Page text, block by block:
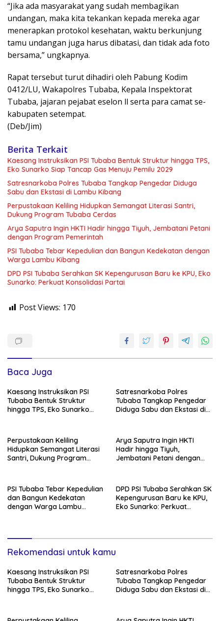
“Jika ada masyarakat yang sudah membagikan
undangan, maka kita tekankan kepada mereka agar
menerapkan protokol kesehatan, waktu berkunjung
tamu undangan juga harus dibatasi, dan tidak ada foto
bersama,” ungkapnya.
Rapat tersebut turut dihadiri oleh Pabung Kodim
0412/LU, Wakapolres Tubaba, Kepala Inspektorat
Tubaba, jajaran pejabat eselon ll serta para camat se-
kabupaten setempat.
(Deb/Jim)
Berita Terkait
Kaesang Instruksikan PSI Tubaba Bentuk Struktur hingga TPS,
Eko Sunarko Siap Tancap Gas Menuju Pemilu 2029
Satresnarkoba Polres Tubaba Tangkap Pengedar Diduga
Sabu dan Ekstasi di Lambu Kibang
Perpustakaan Keliling Hidupkan Semangat Literasi Santri,
Dukung Program Tubaba Cerdas
Arya Saputra Ingin HKTI Hadir hingga Tiyuh, Jembatani Petani
dengan Program Pemerintah
PSI Tubaba Tebar Kepedulian dan Bangun Kedekatan dengan
Warga Lambu Kibang
DPD PSI Tubaba Serahkan SK Kepengurusan Baru ke KPU, Eko
Sunarko: Perkuat Konsolidasi Partai
Post Views: 170
Baca Juga
Kaesang Instruksikan PSI
Tubaba Bentuk Struktur
hingga TPS, Eko Sunarko
Satresnarkoba Polres
Tubaba Tangkap Pengedar
Diduga Sabu dan Ekstasi di
Perpustakaan Keliling
Hidupkan Semangat Literasi
Santri, Dukung Program
Arya Saputra Ingin HKTI
Hadir hingga Tiyuh,
Jembatani Petani dengan
PSI Tubaba Tebar Kepedulian
dan Bangun Kedekatan
dengan Warga Lambu
DPD PSI Tubaba Serahkan SK
Kepengurusan Baru ke KPU,
Eko Sunarko: Perkuat
Rekomendasi untuk kamu
Kaesang Instruksikan PSI
Tubaba Bentuk Struktur
hingga TPS, Eko Sunarko
Satresnarkoba Polres
Tubaba Tangkap Pengedar
Diduga Sabu dan Ekstasi di